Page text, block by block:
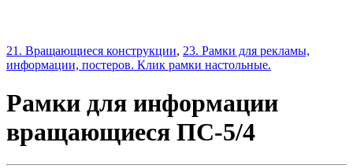
21. Вращающиеся конструкции, 23. Рамки для рекламы,
информации, постеров. Клик рамки настольные.
Рамки для информации
вращающиеся ПС-5/4